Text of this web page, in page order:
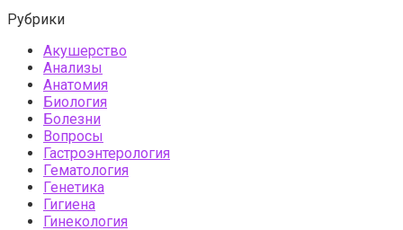
Рубрики
Акушерство
Анализы
Анатомия
Биология
Болезни
Вопросы
Гастроэнтерология
Гематология
Генетика
Гигиена
Гинекология